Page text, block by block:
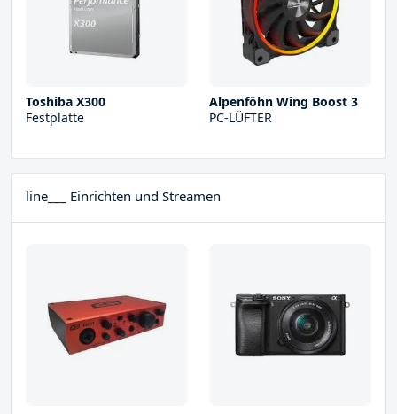
Toshiba X300
Festplatte
Alpenföhn Wing Boost 3
PC-LÜFTER
line___ Einrichten und Streamen